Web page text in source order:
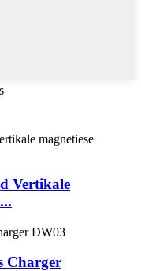
Vertikale
Charger